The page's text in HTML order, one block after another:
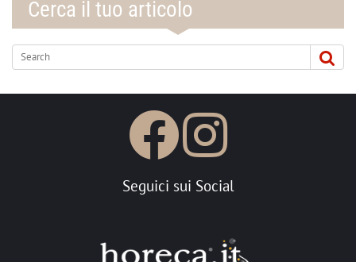
Cerca il tuo articolo
Seguici sui Social